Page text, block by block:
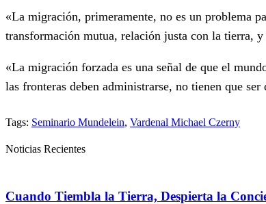
«La migración, primeramente, no es un problema
transformación mutua, relación justa con la tierra,
«La migración forzada es una señal de que el
las fronteras deben administrarse, no tienen que
Tags: Seminario Mundelein, Vardenal Michael Czerny
Noticias Recientes
Cuando Tiembla la Tierra, Despierta la